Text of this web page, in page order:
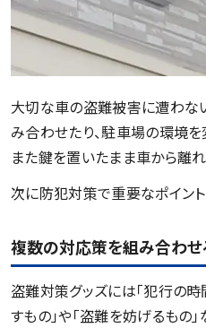
大切な車の盗難被害に遭わな
み合わせたり、駐車場の環境を
また鍵を置いたまま車から離
次に防犯対策で重要なポイント
複数の対応策を組み合わせ
盗難対策グッズには「犯行の
すもの」や「盗難を妨げるもの